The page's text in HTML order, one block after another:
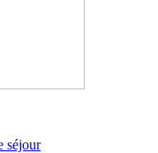
séjour